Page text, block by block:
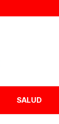
SALUD